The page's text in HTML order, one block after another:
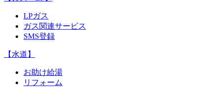
LPガス
ガス関連サービス
SMS登録
【水道】
お助け給湯
リフォーム